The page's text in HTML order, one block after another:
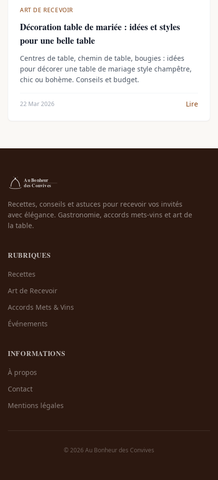
ART DE RECEVOIR
Décoration table de mariée : idées et styles
pour une belle table
Centres de table, chemin de table, bougies : idées
pour décorer une table de mariage style champêtre,
chic ou bohème. Conseils et budget.
22 Mar 2026 Lire
Recettes, conseils et astuces pour recevoir vos invités
avec élégance. Gastronomie, accords mets-vins et art de
la table.
RUBRIQUES
Recettes
Art de Recevoir
Accords Mets & Vins
Événements
INFORMATIONS
À propos
Contact
Mentions légales
© 2026 Au Bonheur des Convives